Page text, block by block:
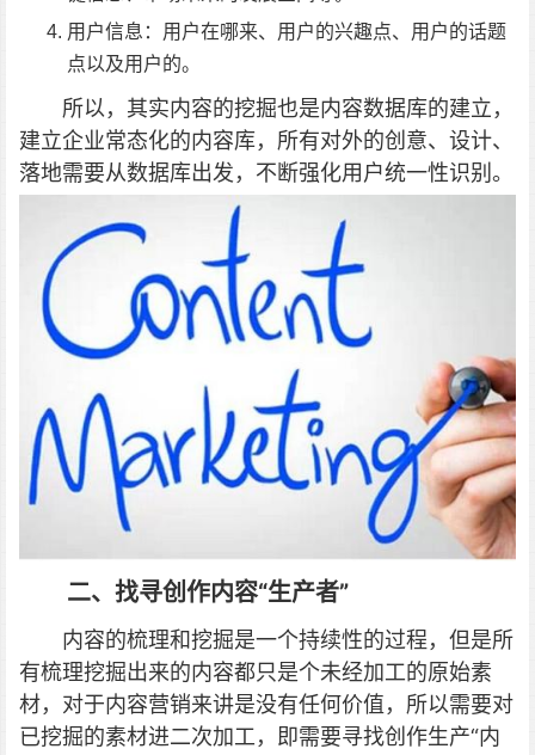
用户信息：用户在哪来、用户的兴趣点、用户的话题
点以及用户的。
所以，其实内容的挖掘也是内容数据库的建立，
建立企业常态化的内容库，所有对外的创意、设计、
落地需要从数据库出发，不断强化用户统一性识别。
二、找寻创作内容“生产者”
内容的梳理和挖掘是一个持续性的过程，但是所
有梳理挖掘出来的内容都只是个未经加工的原始素
材，对于内容营销来讲是没有任何价值，所以需要对
已挖掘的素材进二次加工，即需要寻找创作生产“内